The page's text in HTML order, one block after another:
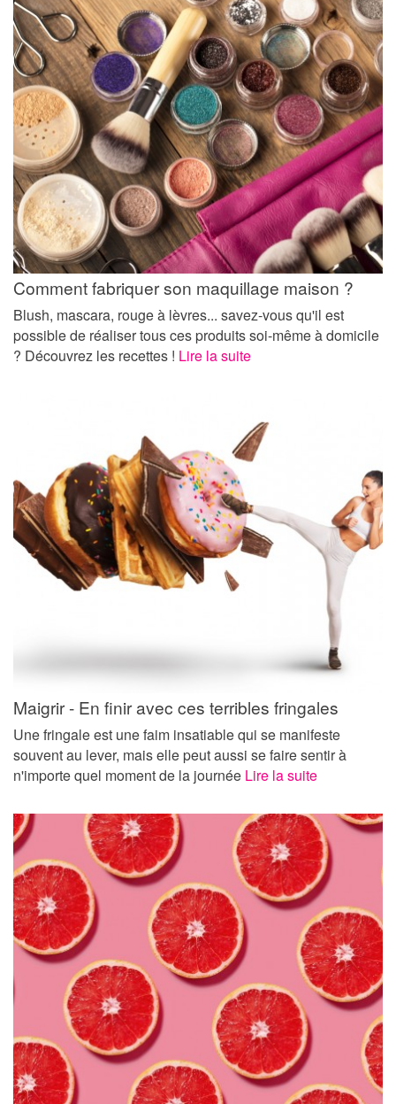
Comment fabriquer son maquillage maison ?
Blush, mascara, rouge à lèvres... savez-vous qu'il est
possible de réaliser tous ces produits soi-même à domicile
? Découvrez les recettes ! Lire la suite
Maigrir - En finir avec ces terribles fringales
Une fringale est une faim insatiable qui se manifeste
souvent au lever, mais elle peut aussi se faire sentir à
n'importe quel moment de la journée Lire la suite